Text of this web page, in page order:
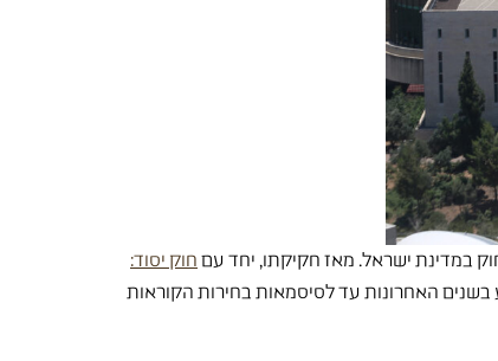
במדינת ישראל. מאז חקיקתו, יחד עם חוק יסוד:
האחרונות עד לסיסמאות בחירות הקוראות